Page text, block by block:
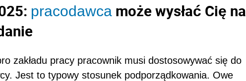
pracodawca może wysłać Cię na
zakładu pracy pracownik musi dostosowywać się do
Jest to typowy stosunek podporządkowania. Owe